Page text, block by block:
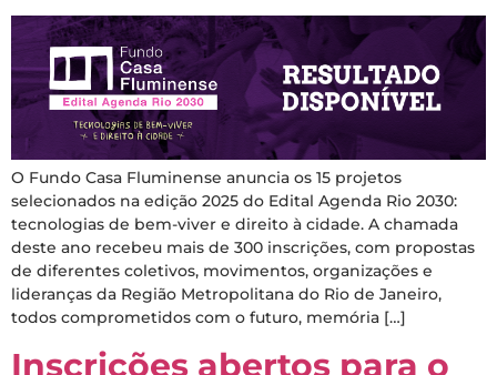
O Fundo Casa Fluminense anuncia os 15 projetos
selecionados na edição 2025 do Edital Agenda Rio 2030:
tecnologias de bem-viver e direito à cidade. A chamada
deste ano recebeu mais de 300 inscrições, com propostas
de diferentes coletivos, movimentos, organizações e
lideranças da Região Metropolitana do Rio de Janeiro,
todos comprometidos com o futuro, memória […]
Inscrições abertos para o